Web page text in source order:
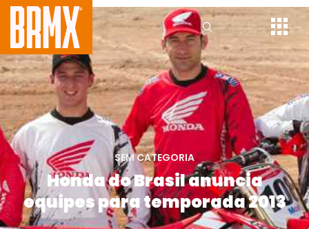
SEM CATEGORIA
Honda do Brasil anuncia
equipes para temporada 2013